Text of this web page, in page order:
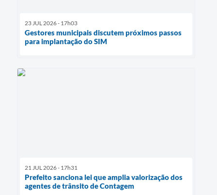
23 JUL 2026 - 17h03
Gestores municipais discutem próximos passos
para implantação do SIM
21 JUL 2026 - 17h31
Prefeito sanciona lei que amplia valorização dos
agentes de trânsito de Contagem